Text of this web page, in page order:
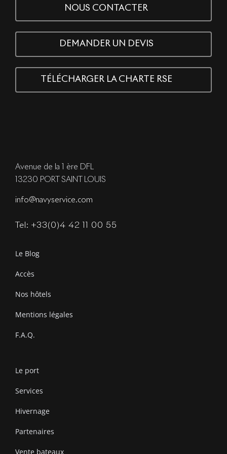
NOUS CONTACTER
DEMANDER UN DEVIS
TÉLÉCHARGER LA CHARTE RSE
Avenue de la 1 ère DFL
13230 PORT SAINT LOUIS
info@navyservice.com
Tel: +33(0)4 42 11 00 55
Le Blog
Accès
Nos hôtels
Mentions légales
F.A.Q.
Le port
Services
Hivernage
Partenaires
Vente bateaux